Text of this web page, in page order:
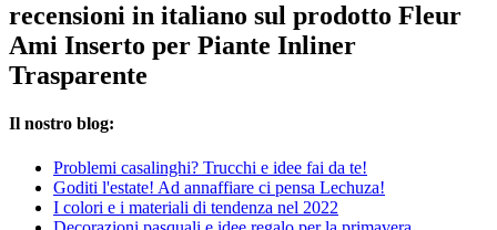
recensioni in italiano sul prodotto Fleur
Ami Inserto per Piante Inliner
Trasparente
Il nostro blog:
Problemi casalinghi? Trucchi e idee fai da te!
Goditi l'estate! Ad annaffiare ci pensa Lechuza!
I colori e i materiali di tendenza nel 2022